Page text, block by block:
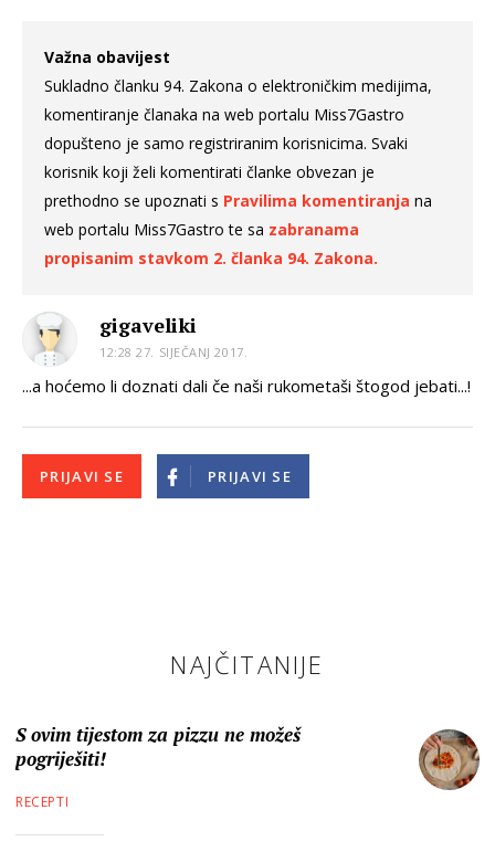
Važna obavijest
Sukladno članku 94. Zakona o elektroničkim medijima,
komentiranje članaka na web portalu Miss7Gastro
dopušteno je samo registriranim korisnicima. Svaki
korisnik koji želi komentirati članke obvezan je
prethodno se upoznati s Pravilima komentiranja na
web portalu Miss7Gastro te sa zabranama
propisanim stavkom 2. članka 94. Zakona.
gigaveliki
12:28 27. SIJEČANJ 2017.
...a hoćemo li doznati dali če naši rukometaši štogod jebati...!
PRIJAVI SE PRIJAVI SE
NAJČITANIJE
S ovim tijestom za pizzu ne možeš
pogriješiti!
RECEPTI